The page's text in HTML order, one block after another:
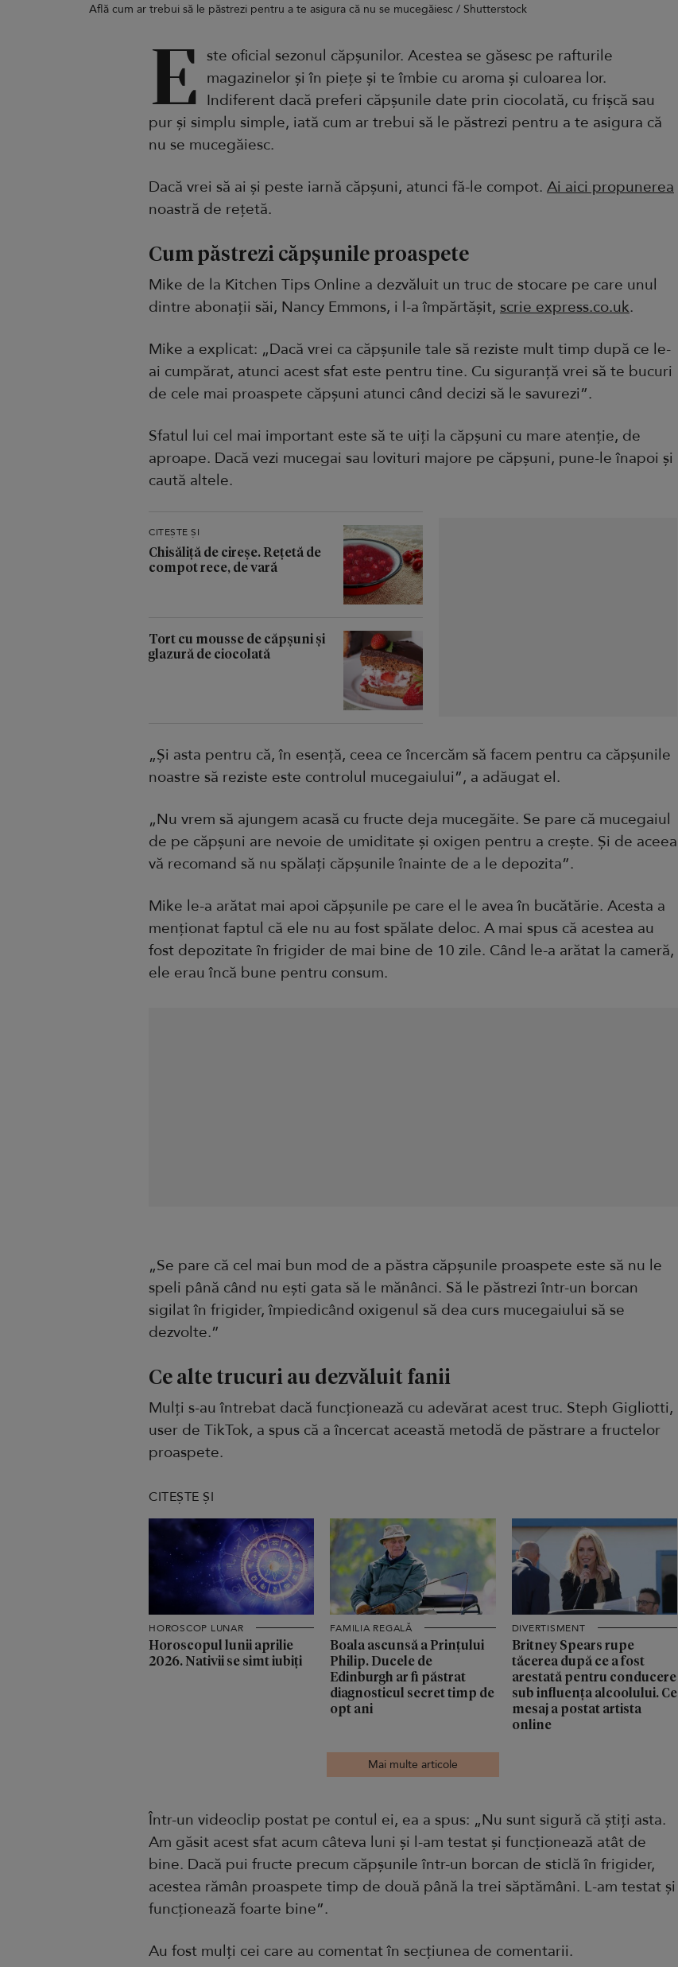
Află cum ar trebui să le păstrezi pentru a te asigura că nu se mucegăiesc / Shutterstock
E ste oficial sezonul căpșunilor. Acestea se găsesc pe rafturile
magazinelor și în piețe și te îmbie cu aroma și culoarea lor.
Indiferent dacă preferi căpșunile date prin ciocolată, cu frișcă sau
pur și simplu simple, iată cum ar trebui să le păstrezi pentru a te asigura că
nu se mucegăiesc.
Dacă vrei să ai și peste iarnă căpșuni, atunci fă-le compot. Ai aici propunerea
noastră de rețetă.
Cum păstrezi căpșunile proaspete
Mike de la Kitchen Tips Online a dezvăluit un truc de stocare pe care unul
dintre abonații săi, Nancy Emmons, i l-a împărtășit, scrie express.co.uk.
Mike a explicat: „Dacă vrei ca căpșunile tale să reziste mult timp după ce le-
ai cumpărat, atunci acest sfat este pentru tine. Cu siguranță vrei să te bucuri
de cele mai proaspete căpșuni atunci când decizi să le savurezi”.
Sfatul lui cel mai important este să te uiți la căpșuni cu mare atenție, de
aproape. Dacă vezi mucegai sau lovituri majore pe căpșuni, pune-le înapoi și
caută altele.
CITEȘTE ȘI
Chisăliță de cireșe. Rețetă de
compot rece, de vară
Tort cu mousse de căpșuni și
glazură de ciocolată
„Și asta pentru că, în esență, ceea ce încercăm să facem pentru ca căpșunile
noastre să reziste este controlul mucegaiului”, a adăugat el.
„Nu vrem să ajungem acasă cu fructe deja mucegăite. Se pare că mucegaiul
de pe căpșuni are nevoie de umiditate și oxigen pentru a crește. Și de aceea
vă recomand să nu spălați căpșunile înainte de a le depozita”.
Mike le-a arătat mai apoi căpșunile pe care el le avea în bucătărie. Acesta a
menționat faptul că ele nu au fost spălate deloc. A mai spus că acestea au
fost depozitate în frigider de mai bine de 10 zile. Când le-a arătat la cameră,
ele erau încă bune pentru consum.
„Se pare că cel mai bun mod de a păstra căpșunile proaspete este să nu le
speli până când nu ești gata să le mănânci. Să le păstrezi într-un borcan
sigilat în frigider, împiedicând oxigenul să dea curs mucegaiului să se
dezvolte.”
Ce alte trucuri au dezvăluit fanii
Mulți s-au întrebat dacă funcționează cu adevărat acest truc. Steph Gigliotti,
user de TikTok, a spus că a încercat această metodă de păstrare a fructelor
proaspete.
CITEȘTE ȘI
HOROSCOP LUNAR
Horoscopul lunii aprilie
2026. Nativii se simt iubiți
FAMILIA REGALĂ
Boala ascunsă a Prințului
Philip. Ducele de
Edinburgh ar fi păstrat
diagnosticul secret timp de
opt ani
DIVERTISMENT
Britney Spears rupe
tăcerea după ce a fost
arestată pentru conducere
sub influența alcoolului. Ce
mesaj a postat artista
online
Mai multe articole
Într-un videoclip postat pe contul ei, ea a spus: „Nu sunt sigură că știți asta.
Am găsit acest sfat acum câteva luni și l-am testat și funcționează atât de
bine. Dacă pui fructe precum căpșunile într-un borcan de sticlă în frigider,
acestea rămân proaspete timp de două până la trei săptămâni. L-am testat și
funcționează foarte bine”.
Au fost mulți cei care au comentat în secțiunea de comentarii.